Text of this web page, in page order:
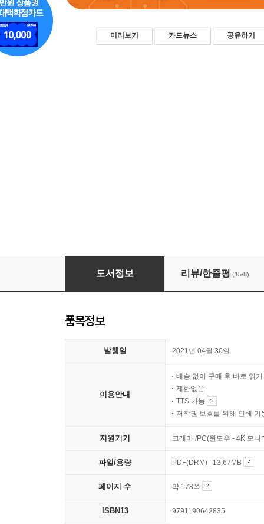
미리보기 카드뉴스 공유하기
줌 활용을 알려줌
도서정보 리뷰/한줄평 (15/8)
품목정보
발행일 2021년 04월 30일
이용안내
배송 없이 구매 후 바로 읽기
제한없음
TTS 가능
저작권 보호를 위해 인쇄 기
지원기기 크레마 /PC(윈도우 - 4K 모
파일/용량 PDF(DRM) | 13.67MB
페이지 수 약 178쪽
ISBN13 9791190642835